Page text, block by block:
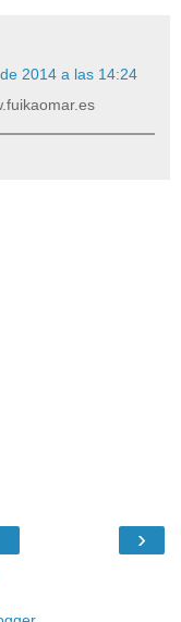
2014 a las 14:24
›